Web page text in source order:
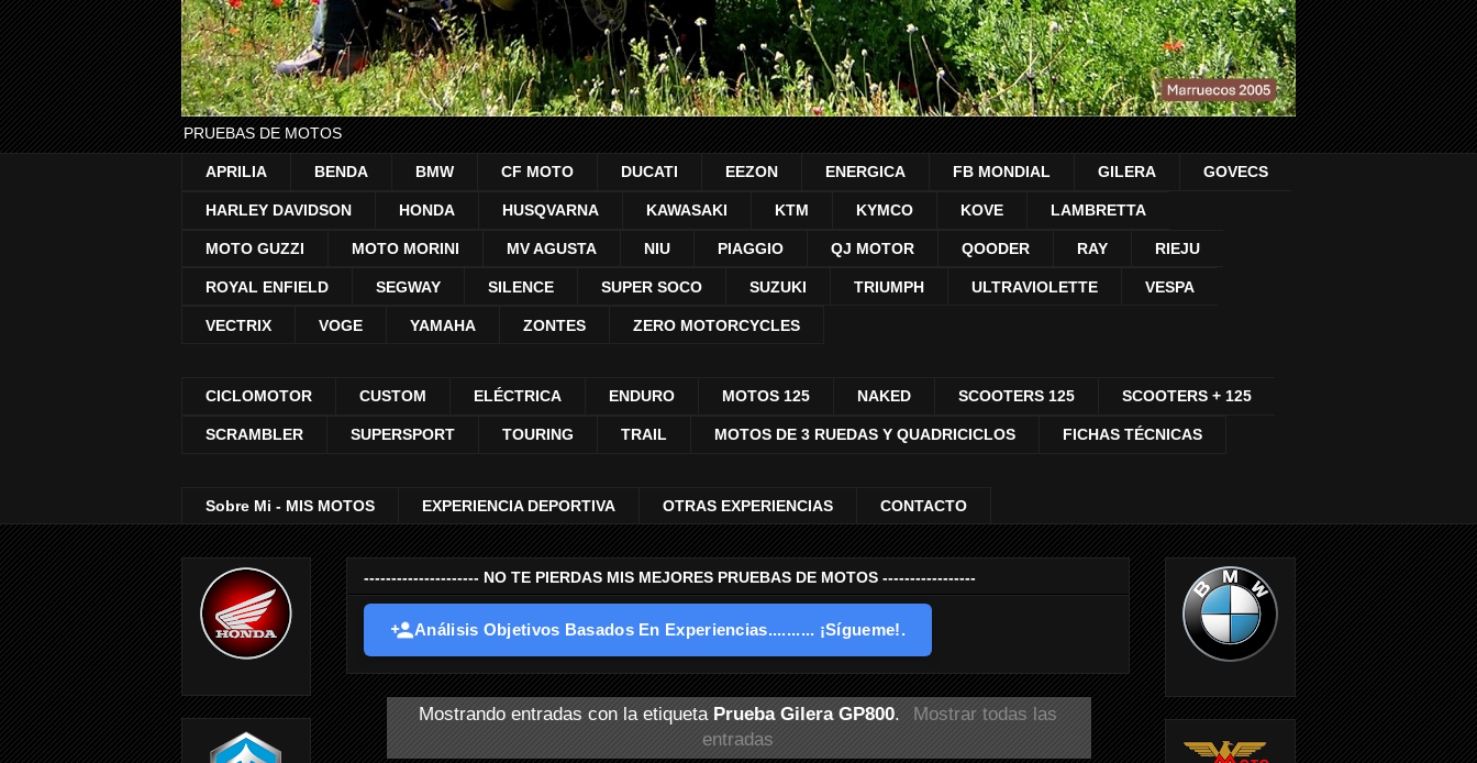
PRUEBAS DE MOTOS
APRILIA BENDA BMW CF MOTO DUCATI EEZON ENERGICA FB MONDIAL GILERA GOVECS
HARLEY DAVIDSON HONDA HUSQVARNA KAWASAKI KTM KYMCO KOVE LAMBRETTA
MOTO GUZZI MOTO MORINI MV AGUSTA NIU PIAGGIO QJ MOTOR QOODER RAY RIEJU
ROYAL ENFIELD SEGWAY SILENCE SUPER SOCO SUZUKI TRIUMPH ULTRAVIOLETTE VESPA
VECTRIX VOGE YAMAHA ZONTES ZERO MOTORCYCLES
CICLOMOTOR CUSTOM ELÉCTRICA ENDURO MOTOS 125 NAKED SCOOTERS 125 SCOOTERS + 125
SCRAMBLER SUPERSPORT TOURING TRAIL MOTOS DE 3 RUEDAS Y QUADRICICLOS FICHAS TÉCNICAS
Sobre Mi - MIS MOTOS EXPERIENCIA DEPORTIVA OTRAS EXPERIENCIAS CONTACTO
--------------------- NO TE PIERDAS MIS MEJORES PRUEBAS DE MOTOS -----------------
Análisis Objetivos Basados En Experiencias.......... ¡Sígueme!.
Mostrando entradas con la etiqueta Prueba Gilera GP800.
Mostrar todas las
entradas